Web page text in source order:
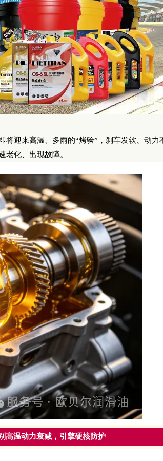
迎来高温、多雨的“烤验”，刹车发软、动
老化、出现故障。
高温动力衰减，引擎硬核防护